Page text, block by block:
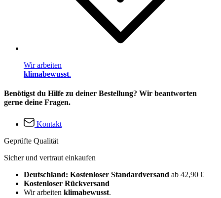
Wir arbeiten
klimabewusst.
Benötigst du Hilfe zu deiner Bestellung? Wir beantworten
gerne deine Fragen.
Kontakt
Geprüfte Qualität
Sicher und vertraut einkaufen
Deutschland: Kostenloser Standardversand ab 42,90 €
Kostenloser Rückversand
Wir arbeiten klimabewusst.